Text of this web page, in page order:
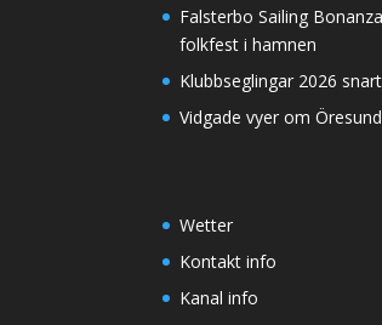
Falsterbo Sailing
folkfest i hamnen
Klubbseglingar 2026
Vidgade vyer om
Wetter
Kontakt info
Kanal info